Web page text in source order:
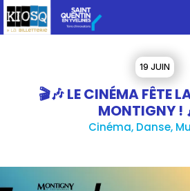
19 JUIN
🎬🎶 LE CINÉMA FÊTE
MONTIGNY !
Cinéma, Danse,